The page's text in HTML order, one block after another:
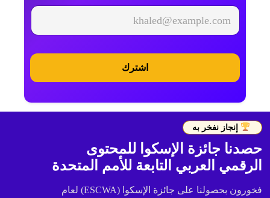
اشترك
إنجاز نفخر به
حصدنا جائزة الإسكوا للمحتوى
الرقمي العربي التابعة للأمم المتحدة
فخورون بحصولنا على جائزة الإسكوا (ESCWA) لعام